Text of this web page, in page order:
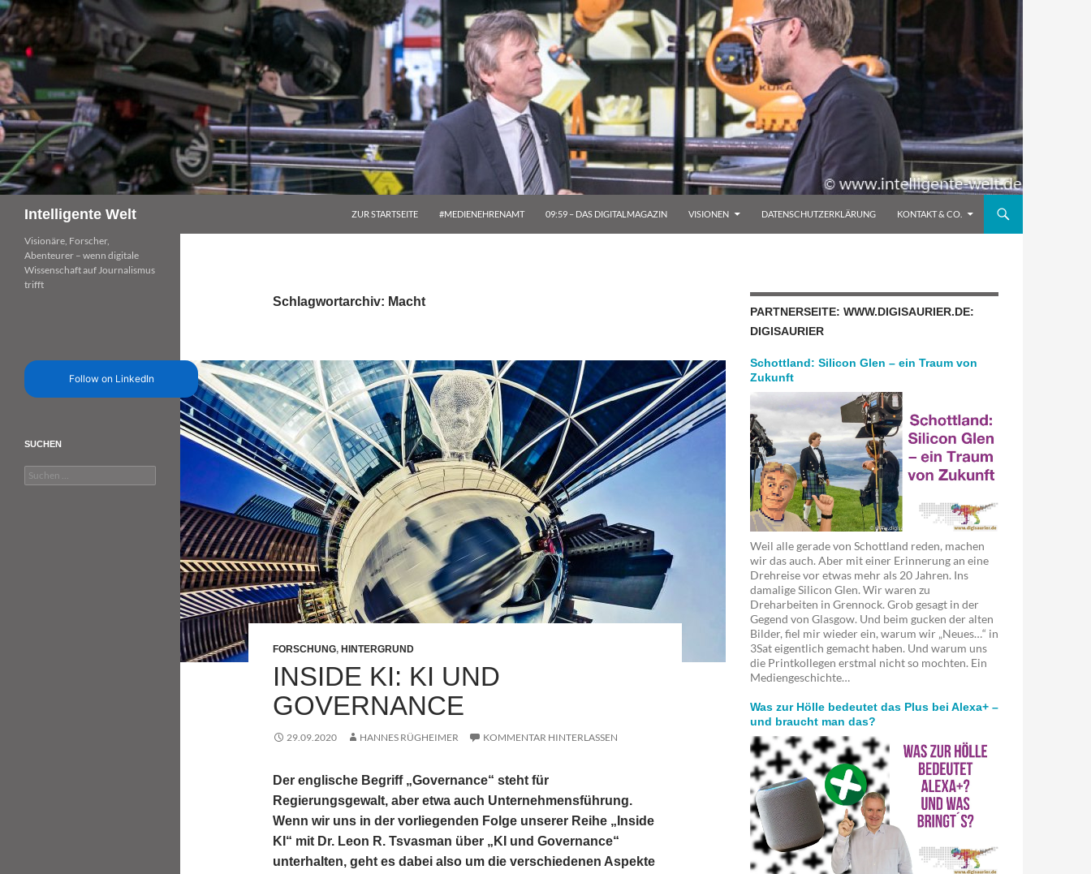
Zum
Inhalt
springen
Intelligente Welt ZUR STARTSEITE #MEDIENEHRENAMT 09:59 – DAS DIGITALMAGAZIN VISIONEN DATENSCHUTZERKLÄRUNG KONTAKT & CO.
Schlagwortarchiv: Macht
FORSCHUNG, HINTERGRUND
INSIDE KI: KI UND
GOVERNANCE
29.09.2020 HANNES RÜGHEIMER KOMMENTAR HINTERLASSEN
Der englische Begriff „Governance“ steht für
Regierungsgewalt, aber etwa auch Unternehmensführung.
Wenn wir uns in der vorliegenden Folge unserer Reihe „Inside
KI“ mit Dr. Leon R. Tsvasman über „KI und Governance“
unterhalten, geht es dabei also um die verschiedenen Aspekte
PARTNERSEITE: WWW.DIGISAURIER.DE:
DIGISAURIER
Schottland: Silicon Glen – ein Traum von
Zukunft
Weil alle gerade von Schottland reden, machen
wir das auch. Aber mit einer Erinnerung an eine
Drehreise vor etwas mehr als 20 Jahren. Ins
damalige Silicon Glen. Wir waren zu
Dreharbeiten in Grennock. Grob gesagt in der
Gegend von Glasgow. Und beim gucken der alten
Bilder, fiel mir wieder ein, warum wir „Neues…“ in
3Sat eigentlich gemacht haben. Und warum uns
die Printkollegen erstmal nicht so mochten. Ein
Mediengeschichte…
Was zur Hölle bedeutet das Plus bei Alexa+ –
und braucht man das?
Visionäre, Forscher,
Abenteurer – wenn digitale
Wissenschaft auf Journalismus
trifft
Follow on LinkedIn
SUCHEN
Suchen
nach: